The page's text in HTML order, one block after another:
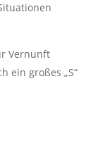
Vernunft
ein großes „S“